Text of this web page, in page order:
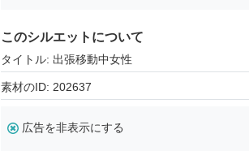
このシルエットについて
タイトル: 出張移動中女性
素材のID: 202637
広告を非表示にする